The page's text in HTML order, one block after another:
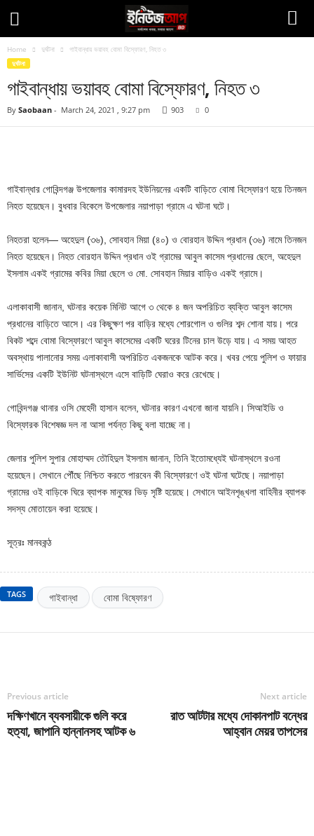
Home দুর্ঘটনা গাইবান্ধায় ভয়াবহ বোমা বিস্ফোরণ, নিহত ৩
দুর্ঘটনা
গাইবান্ধায় ভয়াবহ বোমা বিস্ফোরণ, নিহত ৩
By Saobaan - March 24, 2021 , 9:27 pm 903 0
গাইবান্ধার গোবিন্দগঞ্জ উপজেলার কামারদহ ইউনিয়নের একটি বাড়িতে বোমা বিস্ফোরণ হয়ে তিনজন
নিহত হয়েছেন। বুধবার বিকেলে উপজেলার নয়াপাড়া গ্রামে এ ঘটনা ঘটে।
নিহতরা হলেন— অহেদুল (৩৬), সোবহান মিয়া (৪০) ও বোরহান উদ্দিন প্রধান (৩৬) নামে তিনজন
নিহত হয়েছেন। নিহত বোরহান উদ্দিন প্রধান ওই গ্রামের আবুল কাসেম প্রধানের ছেলে, অহেদুল
ইসলাম একই গ্রামের কবির মিয়া ছেলে ও মো. সোবহান মিয়ার বাড়িও একই গ্রামে।
এলাকাবাসী জানান, ঘটনার কয়েক মিনিট আগে ৩ থেকে ৪ জন অপরিচিত ব্যক্তি আবুল কাসেম
প্রধানের বাড়িতে আসে। এর কিছুক্ষণ পর বাড়ির মধ্যে শোরগোল ও গুলির শব্দ শোনা যায়। পরে
বিকট শব্দে বোমা বিস্ফোরণে আবুল কাসেমের একটি ঘরের টিনের চাল উড়ে যায়। এ সময় আহত
অবস্থায় পালানোর সময় এলাকাবাসী অপরিচিত একজনকে আটক করে। খবর পেয়ে পুলিশ ও ফায়ার
সার্ভিসের একটি ইউনিট ঘটনাস্থলে এসে বাড়িটি ঘেরাও করে রেখেছে।
গোবিন্দগঞ্জ থানার ওসি মেহেদী হাসান বলেন, ঘটনার কারণ এখনো জানা যায়নি। সিআইডি ও
বিস্ফোরক বিশেষজ্ঞ দল না আসা পর্যন্ত কিছু বলা যাচ্ছে না।
জেলার পুলিশ সুপার মোহাম্মদ তৌহিদুল ইসলাম জানান, তিনি ইতোমধ্যেই ঘটনাস্থলে রওনা
হয়েছেন। সেখানে পৌঁছে নিশ্চিত করতে পারবেন কী বিস্ফোরণে ওই ঘটনা ঘটেছে। নয়াপাড়া
গ্রামের ওই বাড়িকে ঘিরে ব্যাপক মানুষের ভিড় সৃষ্টি হয়েছে। সেখানে আইনশৃঙ্খলা বাহিনীর ব্যাপক
সদস্য মোতায়েন করা হয়েছে।
সূত্রঃ মানবকন্ঠ
TAGS গাইবান্ধা বোমা বিষ্ফোরণ
Previous article
দক্ষিণখানে ব্যবসায়ীকে গুলি করে
হত্যা, জাপানি হান্নানসহ আটক ৬
Next article
রাত আটটার মধ্যে দোকানপাট বন্ধের
আহ্বান মেয়র তাপসের